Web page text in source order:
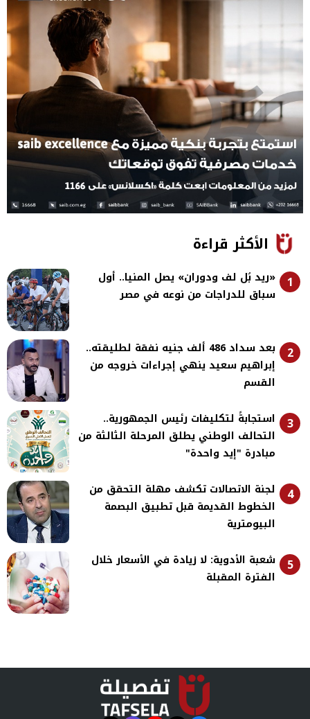
الأكثر قراءة
1
«ريد بُل لف ودوران» يصل المنيا.. أول
سباق للدراجات من نوعه في مصر
2
بعد سداد 486 ألف جنيه نفقة لطليقته..
إبراهيم سعيد ينهي إجراءات خروجه من
القسم
3
استجابةً لتكليفات رئيس الجمهورية..
التحالف الوطني يطلق المرحلة الثالثة من
مبادرة "إيد واحدة"
4
لجنة الاتصالات تكشف مهلة التحقق من
الخطوط القديمة قبل تطبيق البصمة
البيومترية
5
شعبة الأدوية: لا زيادة في الأسعار خلال
الفترة المقبلة